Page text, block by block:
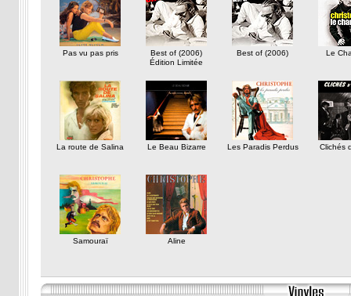
Pas vu pas pris
Best of (2006)
Édition Limitée
Best of (2006) Le
La route de Salina Le Beau Bizarre Les Paradis Perdus Clichés
Samouraï Aline